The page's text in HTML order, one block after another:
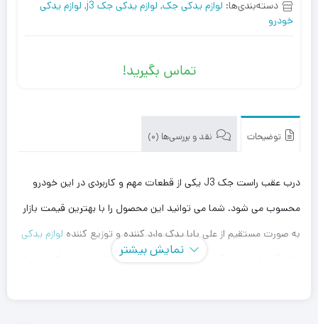
دسته‌بندی‌ها: لوازم یدکی جک, لوازم یدکی جک j3 , لوازم یدکی
خودرو
تماس بگیرید!
توضیحات نقد و بررسی‌ها (0)
درب عقب راست جک J3 یکی از قطعات مهم و کاربردی در این خودرو
محسوب می شود. شما می توانید این محصول را با بهترین قیمت بازار
به صورت مستقیم از علی بابا یدک وارد کننده و توزیع کننده لوازم یدکی
، با بهترین قیمت خریداری کنید. توجه داشته باشید که علی بابا
نمایش بیشتر